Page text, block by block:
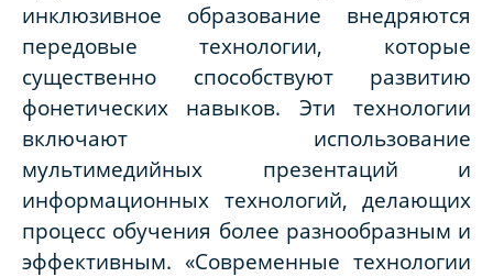
инклюзивное образование внедряются
передовые технологии, которые
существенно способствуют развитию
фонетических навыков. Эти технологии
включают использование
мультимедийных презентаций и
информационных технологий, делающих
процесс обучения более разнообразным и
эффективным. «Современные технологии